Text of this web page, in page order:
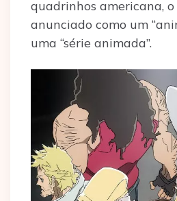
quadrinhos americana,
anunciado como um
uma “série animada”.